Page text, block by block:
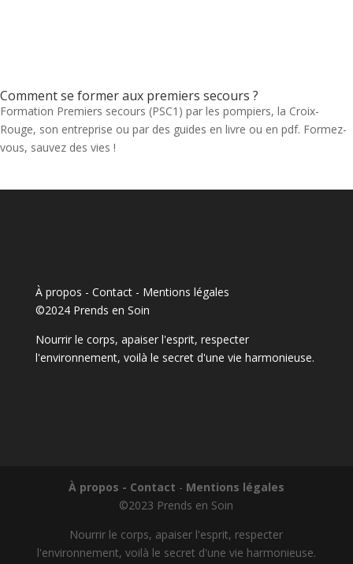
Comment se former aux premiers secours ?
Formation Premiers secours (PSC1) par les pompiers, la Croix-
Rouge, son entreprise ou par des guides en livre ou en pdf. Formez-
vous, sauvez des vies !
À propos - Contact- Mentions légales
©2024 Prends en Soin
Nourrir le corps, apaiser l'esprit, respecter
l'environnement, voilà le secret d'une vie harmonieuse.
À propos - Contact - Mentions légales
©2023 Prends en Soin
Nourrir le corps, apaiser l'esprit, respecter
l'environnement, voilà le secret d'une vie harmonieuse.